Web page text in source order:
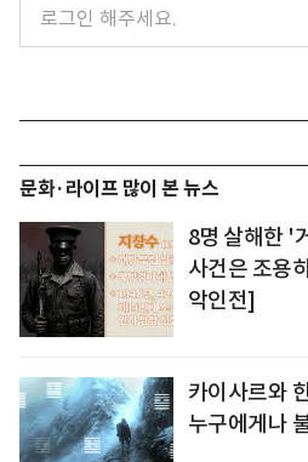
문화·라이프 많이 본 뉴스
8명 살해한 '
사건은 조용
악인전]
카이사르와
누구에게나